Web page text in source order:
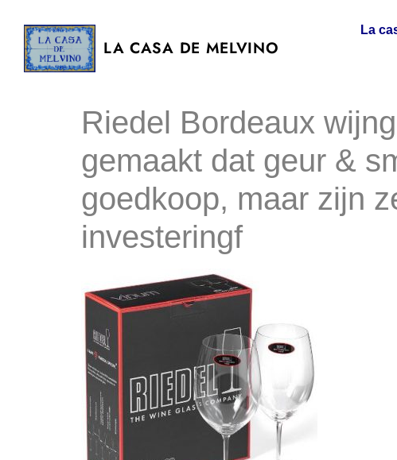
LA CASA DE MELVINO
La
Riedel Bordeaux
gemaakt dat geur &
goedkoop, maar zijn
investeringf